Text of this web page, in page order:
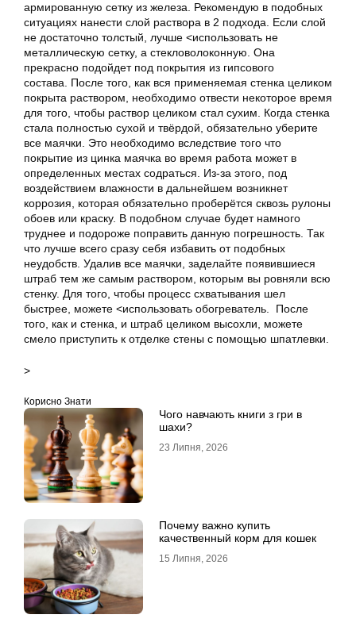
армированную сетку из железа. Рекомендую в подобных
ситуациях нанести слой раствора в 2 подхода. Если слой
не достаточно толстый, лучше <использовать не
металлическую сетку, а стекловолоконную. Она
прекрасно подойдет под покрытия из гипсового
состава. После того, как вся применяемая стенка целиком
покрыта раствором, необходимо отвести некоторое время
для того, чтобы раствор целиком стал сухим. Когда стенка
стала полностью сухой и твёрдой, обязательно уберите
все маячки. Это необходимо вследствие того что
покрытие из цинка маячка во время работа может в
определенных местах содраться. Из-за этого, под
воздействием влажности в дальнейшем возникнет
коррозия, которая обязательно проберётся сквозь рулоны
обоев или краску. В подобном случае будет намного
труднее и подороже поправить данную погрешность. Так
что лучше всего сразу себя избавить от подобных
неудобств. Удалив все маячки, заделайте появившиеся
штраб тем же самым раствором, которым вы ровняли всю
стенку. Для того, чтобы процесс схватывания шел
быстрее, можете <использовать обогреватель. После
того, как и стенка, и штраб целиком высохли, можете
смело приступить к отделке стены с помощью шпатлевки.
>
Корисно Знати
Чого навчають книги з гри в
шахи?
23 Липня, 2026
Почему важно купить
качественный корм для кошек
15 Липня, 2026